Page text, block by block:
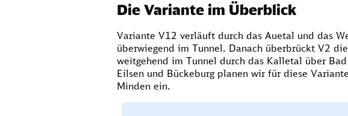
Die Variante im Überblick
Variante V12 verläuft durch das Auetal und das
überwiegend im Tunnel. Danach überbrückt V2
weitgehend im Tunnel durch das Kalletal über
Eilsen und Bückeburg planen wir für diese
Minden ein.